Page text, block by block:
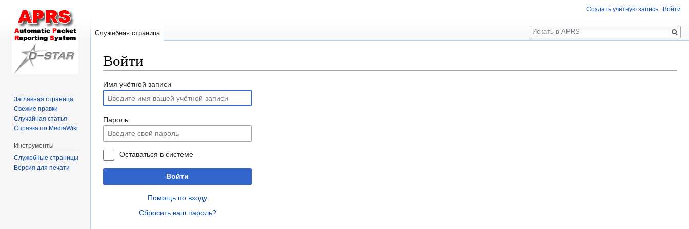
Войти
Перейти
навигации
Перейти
поиску
Имя учётной записи
Пароль
Оставаться в системе
Войти
Помощь по входу
Сбросить ваш пароль?
Создать учётную запись Войти
Служебная страница
Поиск
Заглавная страница
Свежие правки
Случайная статья
Справка по MediaWiki
Инструменты
Служебные страницы
Версия для печати